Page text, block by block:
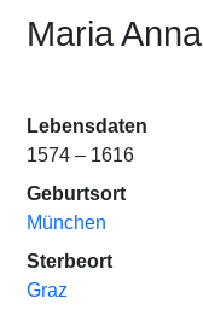
Maria Anna
Lebensdaten
1574 – 1616
Geburtsort
München
Sterbeort
Graz